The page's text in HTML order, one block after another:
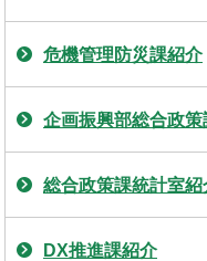
危機管理防災課紹介
企画振興部総合政策
総合政策課統計室紹
DX推進課紹介